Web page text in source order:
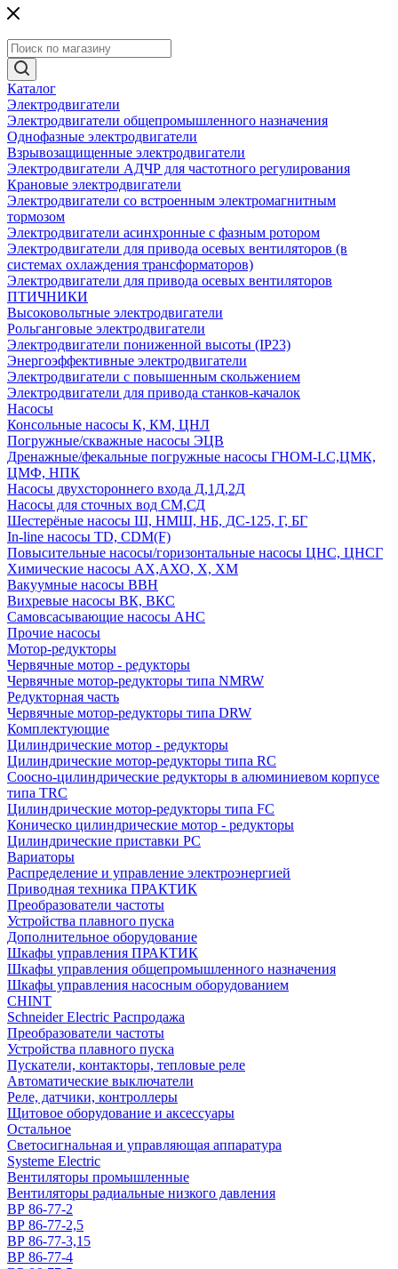
Каталог
Электродвигатели
Электродвигатели общепромышленного назначения
Однофазные электродвигатели
Взрывозащищенные электродвигатели
Электродвигатели АДЧР для частотного регулирования
Крановые электродвигатели
Электродвигатели со встроенным электромагнитным
тормозом
Электродвигатели асинхронные с фазным ротором
Электродвигатели для привода осевых вентиляторов (в
системах охлаждения трансформаторов)
Электродвигатели для привода осевых вентиляторов
ПТИЧНИКИ
Высоковольтные электродвигатели
Рольганговые электродвигатели
Электродвигатели пониженной высоты (IP23)
Энергоэффективные электродвигатели
Электродвигатели с повышенным скольжением
Электродвигатели для привода станков-качалок
Насосы
Консольные насосы К, КМ, ЦНЛ
Погружные/скважные насосы ЭЦВ
Дренажные/фекальные погружные насосы ГНОМ-LC,ЦМК,
ЦМФ, НПК
Насосы двухстороннего входа Д,1Д,2Д
Насосы для сточных вод СМ,СД
Шестерёные насосы Ш, НМШ, НБ, ДС-125, Г, БГ
In-line насосы TD, CDM(F)
Повысительные насосы/горизонтальные насосы ЦНС, ЦНСГ
Химические насосы АХ,АХО, Х, ХМ
Вакуумные насосы ВВН
Вихревые насосы ВК, ВКС
Самовсасывающие насосы АНС
Прочие насосы
Мотор-редукторы
Червячные мотор - редукторы
Червячные мотор-редукторы типа NMRW
Редукторная часть
Червячные мотор-редукторы типа DRW
Комплектующие
Цилиндрические мотор - редукторы
Цилиндрические мотор-редукторы типа RC
Соосно-цилиндрические редукторы в алюминиевом корпусе
типа TRC
Цилиндрические мотор-редукторы типа FC
Коническо цилиндрические мотор - редукторы
Цилиндрические приставки PC
Вариаторы
Распределение и управление электроэнергией
Приводная техника ПРАКТИК
Преобразователи частоты
Устройства плавного пуска
Дополнительное оборудование
Шкафы управления ПРАКТИК
Шкафы управления общепромышленного назначения
Шкафы управления насосным оборудованием
CHINT
Schneider Electric Распродажа
Преобразователи частоты
Устройства плавного пуска
Пускатели, контакторы, тепловые реле
Автоматические выключатели
Реле, датчики, контроллеры
Щитовое оборудование и аксессуары
Остальное
Светосигнальная и управляющая аппаратура
Systeme Electric
Вентиляторы промышленные
Вентиляторы радиальные низкого давления
ВР 86-77-2
ВР 86-77-2,5
ВР 86-77-3,15
ВР 86-77-4